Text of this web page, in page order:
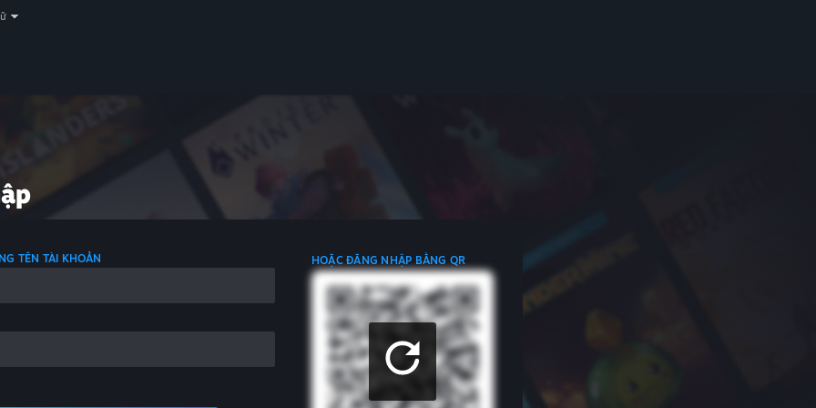
TÊN TÀI KHOẢN HOẶC ĐĂNG NHẬP BẰNG QR